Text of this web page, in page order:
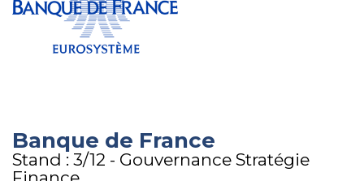
Banque de France
Stand : 3/12 - Gouvernance Stratégie